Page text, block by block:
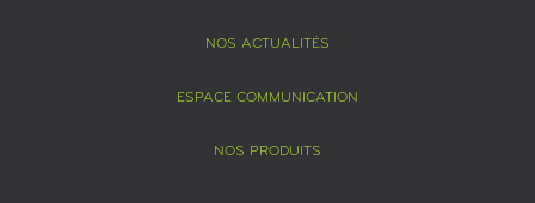
NOS ACTUALITÉS
ESPACE COMMUNICATION
NOS PRODUITS